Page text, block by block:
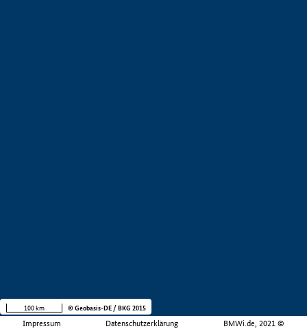
Impressum Datenschutzerklärung BMWi.de, 2021 ©
100 km © Geobasis-DE / BKG 2015